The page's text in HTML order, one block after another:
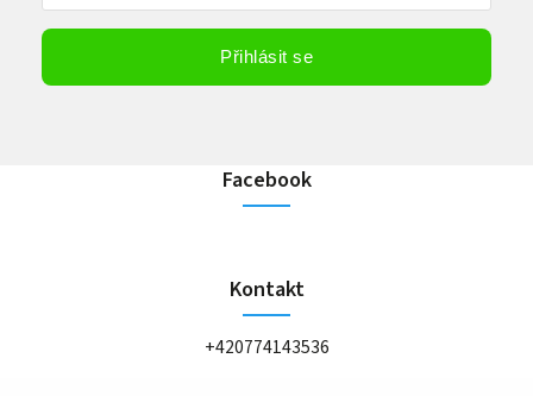
Přihlásit se
Facebook
Kontakt
+420774143536